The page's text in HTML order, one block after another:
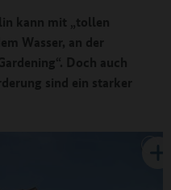
kann mit „tollen
Wasser, an der
Doch auch
sind ein starker